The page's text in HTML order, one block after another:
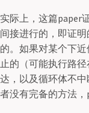
实际上，这篇paper
间接进行的，即证
的。如果对某个下近
止的（可能执行路
达，以及循环体不
者没有完备的方法，